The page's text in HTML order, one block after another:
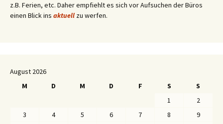
z.B. Ferien, etc. Daher empfiehlt es sich vor Aufsuchen der Büros
einen Blick ins aktuell zu werfen.
August 2026
M
D M D F S
S
1
2
3
4 5 6 7 8
9